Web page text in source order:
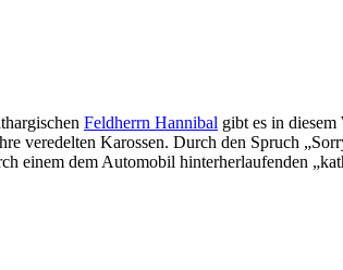
Feldherrn Hannibal gibt es in
veredelten Karossen. Durch den Spruch
einem dem Automobil hinterherlaufenden